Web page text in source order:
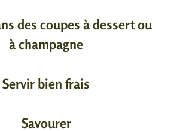
des coupes à dessert ou
à champagne
Servir bien frais
Savourer